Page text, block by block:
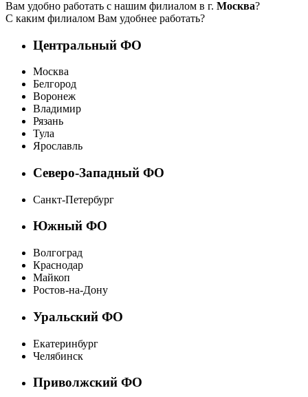
Вам удобно работать с нашим филиалом в г. Москва?
С каким филиалом Вам удобнее работать?
Центральный ФО
Москва
Белгород
Воронеж
Владимир
Рязань
Тула
Ярославль
Северо-Западный ФО
Санкт-Петербург
Южный ФО
Волгоград
Краснодар
Майкоп
Ростов-на-Дону
Уральский ФО
Екатеринбург
Челябинск
Приволжский ФО